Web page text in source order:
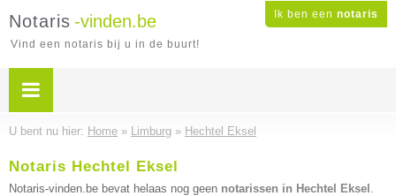
Ik ben een notaris
Notaris -vinden.be
Vind een notaris bij u in de buurt!
U bent nu hier: Home » Limburg » Hechtel Eksel
Notaris Hechtel Eksel
Notaris-vinden.be bevat helaas nog geen notarissen in Hechtel Eksel .